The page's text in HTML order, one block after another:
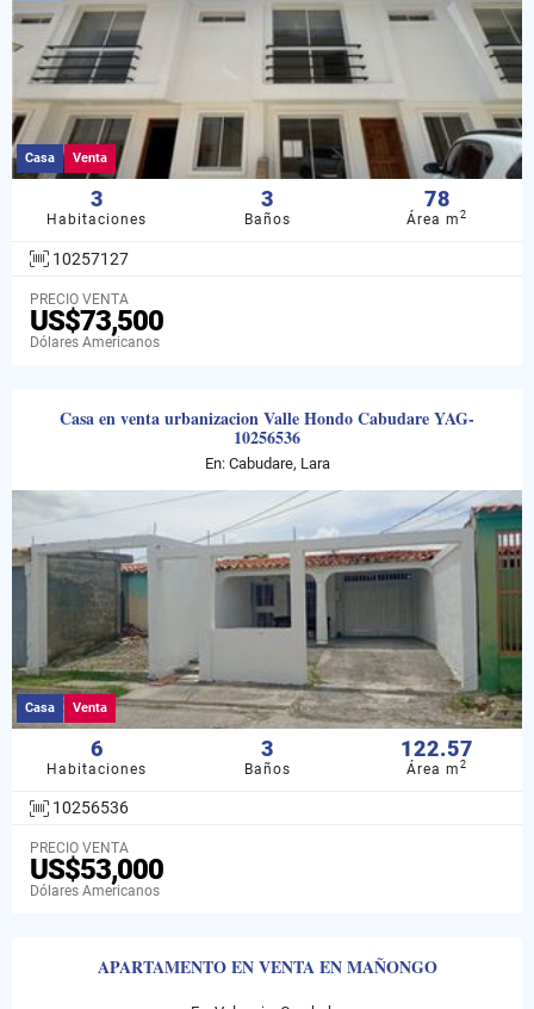
Casa Venta
3
Habitaciones
3
Baños
78
Área m2
10257127
PRECIO VENTA
US$73,500
Dólares Americanos
Casa en venta urbanizacion Valle Hondo Cabudare YAG-
10256536
En: Cabudare, Lara
Casa Venta
6
Habitaciones
3
Baños
122.57
Área m2
10256536
PRECIO VENTA
US$53,000
Dólares Americanos
APARTAMENTO EN VENTA EN MAÑONGO